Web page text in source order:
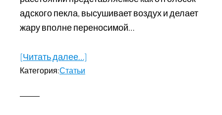
адского пекла, высушивает воздух и делает
жару вполне переносимой…
[Читать далее…]
Категория:Статьи